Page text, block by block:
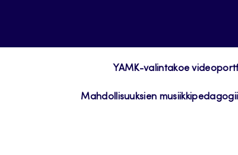
YAMK-valintakoe
Mahdollisuuksien